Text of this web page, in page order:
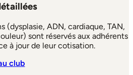
(dysplasie, ADN, cardiaque, TAN,
sont réservés aux adhérents
à jour de leur cotisation.
club